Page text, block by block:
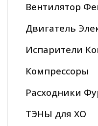
Вентилятор
Двигатель
Испарители
Компрессоры
Расходники
ТЭНЫ для ХО